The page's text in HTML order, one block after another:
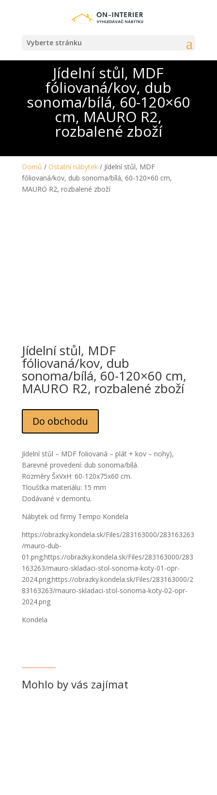
Vyberte stránku
Jídelní stůl, MDF
fóliovaná/kov, dub
sonoma/bílá, 60-120×60
cm, MAURO R2,
rozbalené zboží
Domů / Ostatní nábytek/ Jídelní stůl, MDF
fóliovaná/kov, dub sonoma/bílá, 60-120×60 cm,
MAURO R2, rozbalené zboží
Jídelní stůl, MDF
fóliovaná/kov, dub
sonoma/bílá, 60-120×60 cm,
MAURO R2, rozbalené zboží
Do obchodu
Jídelní stůl – MDF foliovaná – plát + kov – nohy),
Barevné provedení: dub sonoma/bílá.
Rozměry ŠxVxH: 60-120x75x60 cm.
Tloušťka materiálu: 15 mm
Dodávané v demontu.
Nábytek od firmy Tempo Kondela
https://obrazky.kondela.sk/Files/283163000/283163263
/mauro-dub-
01.png;https://obrazky.kondela.sk/Files/283163000/283
163263/mauro-skladaci-stol-sonoma-koty-01-opr-
2024.png;https://obrazky.kondela.sk/Files/283163000/2
83163263/mauro-skladaci-stol-sonoma-koty-02-opr-
2024.png
Kondela
Mohlo by vás zajímat